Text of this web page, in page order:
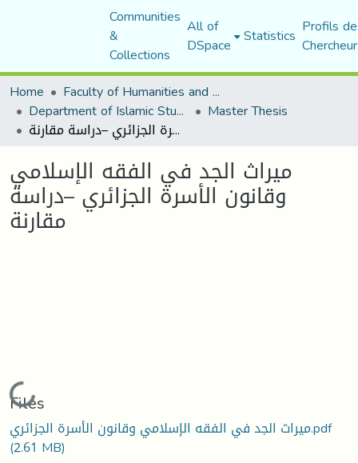
Communities
&
Collections
All of
DSpace Statistics Profils
Home
Faculty of Humanities and Social Sciences
Department of Islamic Studies Master Thesis
ميراث الجد في الفقه الإسلامي وقانون الأسرة الجزائري –دراسة مقارنة
ميراث الجد في الفقه الإسلامي
وقانون الأسرة الجزائري –دراسة
مقارنة
Loading...
Files
ميراث الجد في الفقه الإسلامي وقانون الأسرة الجزائري.pdf
(2.61 MB)